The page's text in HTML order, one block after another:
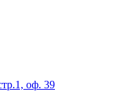
оф. 39